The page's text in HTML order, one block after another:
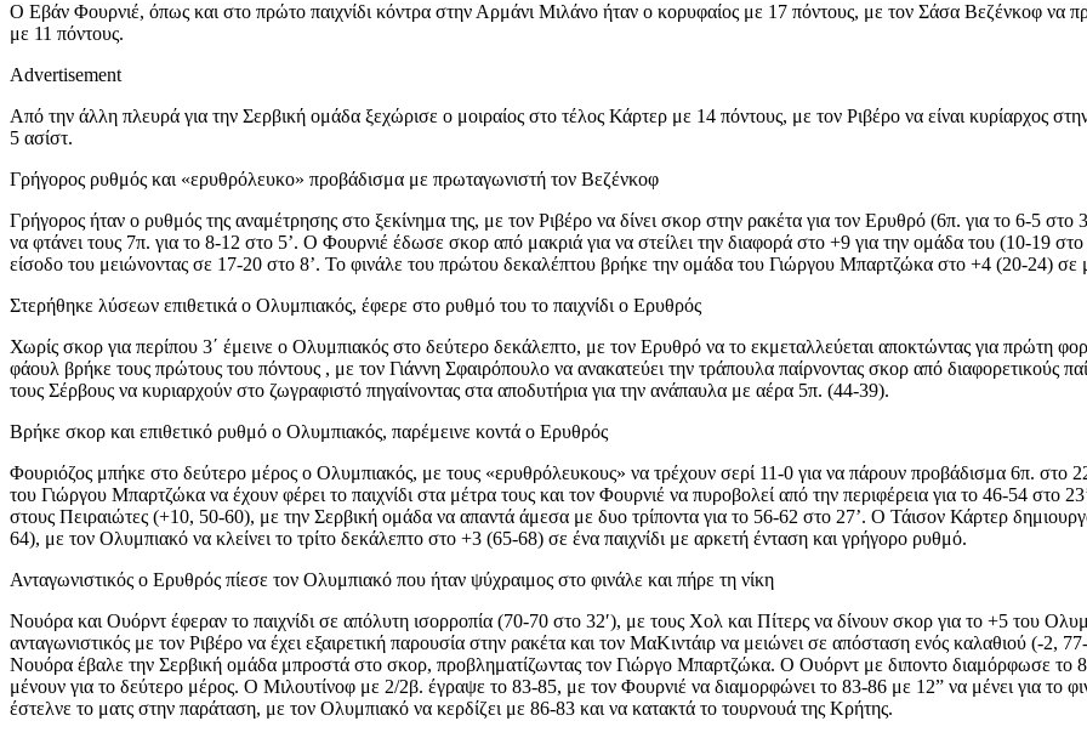
Ο Εβάν Φουρνιέ, όπως και στο πρώτο παιχνίδι κόντρα στην Αρμάνι Μιλάνο ήταν ο κορυφαίος με 17 πόντους, με τον Σάσα Βεζένκοφ να
με 11 πόντους.
Advertisement
Από την άλλη πλευρά για την Σερβική ομάδα ξεχώρισε ο μοιραίος στο τέλος Κάρτερ με 14 πόντους, με τον Ριβέρο να είναι κυρίαρχος
5 ασίστ.
Γρήγορος ρυθμός και «ερυθρόλευκο» προβάδισμα με πρωταγωνιστή τον Βεζένκοφ
Γρήγορος ήταν ο ρυθμός της αναμέτρησης στο ξεκίνημα της, με τον Ριβέρο να δίνει σκορ στην ρακέτα για τον Ερυθρό (6π. για το 6-5
να φτάνει τους 7π. για το 8-12 στο 5’. Ο Φουρνιέ έδωσε σκορ από μακριά για να στείλει την διαφορά στο +9 για την ομάδα του (10-19 στο
είσοδο του μειώνοντας σε 17-20 στο 8’. Το φινάλε του πρώτου δεκαλέπτου βρήκε την ομάδα του Γιώργου Μπαρτζώκα στο +4 (20-24) σε
Στερήθηκε λύσεων επιθετικά ο Ολυμπιακός, έφερε στο ρυθμό του το παιχνίδι ο Ερυθρός
Χωρίς σκορ για περίπου 3΄ έμεινε ο Ολυμπιακός στο δεύτερο δεκάλεπτο, με τον Ερυθρό να το εκμεταλλεύεται αποκτώντας για πρώτη
φάουλ βρήκε τους πρώτους του πόντους , με τον Γιάννη Σφαιρόπουλο να ανακατεύει την τράπουλα παίρνοντας σκορ από διαφορετικούς
τους Σέρβους να κυριαρχούν στο ζωγραφιστό πηγαίνοντας στα αποδυτήρια για την ανάπαυλα με αέρα 5π. (44-39).
Βρήκε σκορ και επιθετικό ρυθμό ο Ολυμπιακός, παρέμεινε κοντά ο Ερυθρός
Φουριόζος μπήκε στο δεύτερο μέρος ο Ολυμπιακός, με τους «ερυθρόλευκους» να τρέχουν σερί 11-0 για να πάρουν προβάδισμα 6π. στο
του Γιώργου Μπαρτζώκα να έχουν φέρει το παιχνίδι στα μέτρα τους και τον Φουρνιέ να πυροβολεί από την περιφέρεια για το 46-54 στο
στους Πειραιώτες (+10, 50-60), με την Σερβική ομάδα να απαντά άμεσα με δυο τρίποντα για το 56-62 στο 27’. Ο Τάισον Κάρτερ
64), με τον Ολυμπιακό να κλείνει το τρίτο δεκάλεπτο στο +3 (65-68) σε ένα παιχνίδι με αρκετή ένταση και γρήγορο ρυθμό.
Ανταγωνιστικός ο Ερυθρός πίεσε τον Ολυμπιακό που ήταν ψύχραιμος στο φινάλε και πήρε τη νίκη
Νουόρα και Ουόρντ έφεραν το παιχνίδι σε απόλυτη ισορροπία (70-70 στο 32′), με τους Χολ και Πίτερς να δίνουν σκορ για το +5 του
ανταγωνιστικός με τον Ριβέρο να έχει εξαιρετική παρουσία στην ρακέτα και τον ΜαΚιντάιρ να μειώνει σε απόσταση ενός καλαθιού (-
Νουόρα έβαλε την Σερβική ομάδα μπροστά στο σκορ, προβληματίζωντας τον Γιώργο Μπαρτζώκα. Ο Ουόρντ με διποντο διαμόρφωσε το
μένουν για το δεύτερο μέρος. Ο Μιλουτίνοφ με 2/2β. έγραψε το 83-85, με τον Φουρνιέ να διαμορφώνει το 83-86 με 12” να μένει για το
έστελνε το ματς στην παράταση, με τον Ολυμπιακό να κερδίζει με 86-83 και να κατακτά το τουρνουά της Κρήτης.